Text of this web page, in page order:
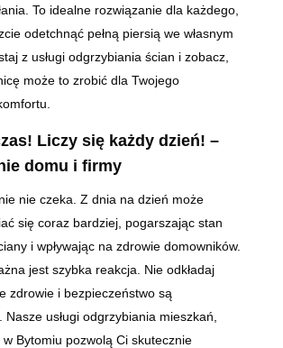
To idealne rozwiązanie dla każdego,
odetchnąć pełną piersią we własnym
z usługi odgrzybiania ścian i zobacz,
może to zrobić dla Twojego
Liczy się każdy dzień! –
domu i firmy
nie czeka. Z dnia na dzień może
się coraz bardziej, pogarszając stan
i wpływając na zdrowie domowników.
jest szybka reakcja. Nie odkładaj
zdrowie i bezpieczeństwo są
Nasze usługi odgrzybiania mieszkań,
Bytomiu pozwolą Ci skutecznie